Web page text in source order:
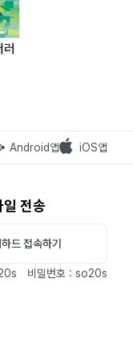
Android앱 iOS앱
일 전송
드 접속하기
비밀번호 : so20s